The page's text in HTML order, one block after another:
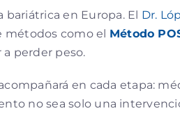
en Europa. El Dr.
métodos como el Método
perder peso.
en cada etapa:
no sea solo una